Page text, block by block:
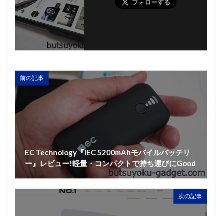
前の記事
EC Technology『iEC 5200mAhモバイルバッテリ
ー』レビュー!軽量・コンパクトで持ち運びにGood
次の記事